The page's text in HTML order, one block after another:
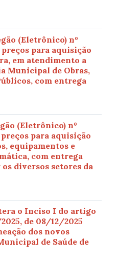
(Eletrônico) nº
para aquisição
em atendimento a
Municipal de Obras,
com entrega
(Eletrônico) nº
para aquisição
equipamentos e
com entrega
diversos setores da
o Inciso I do artigo
de 08/12/2025
dos novos
de Saúde de